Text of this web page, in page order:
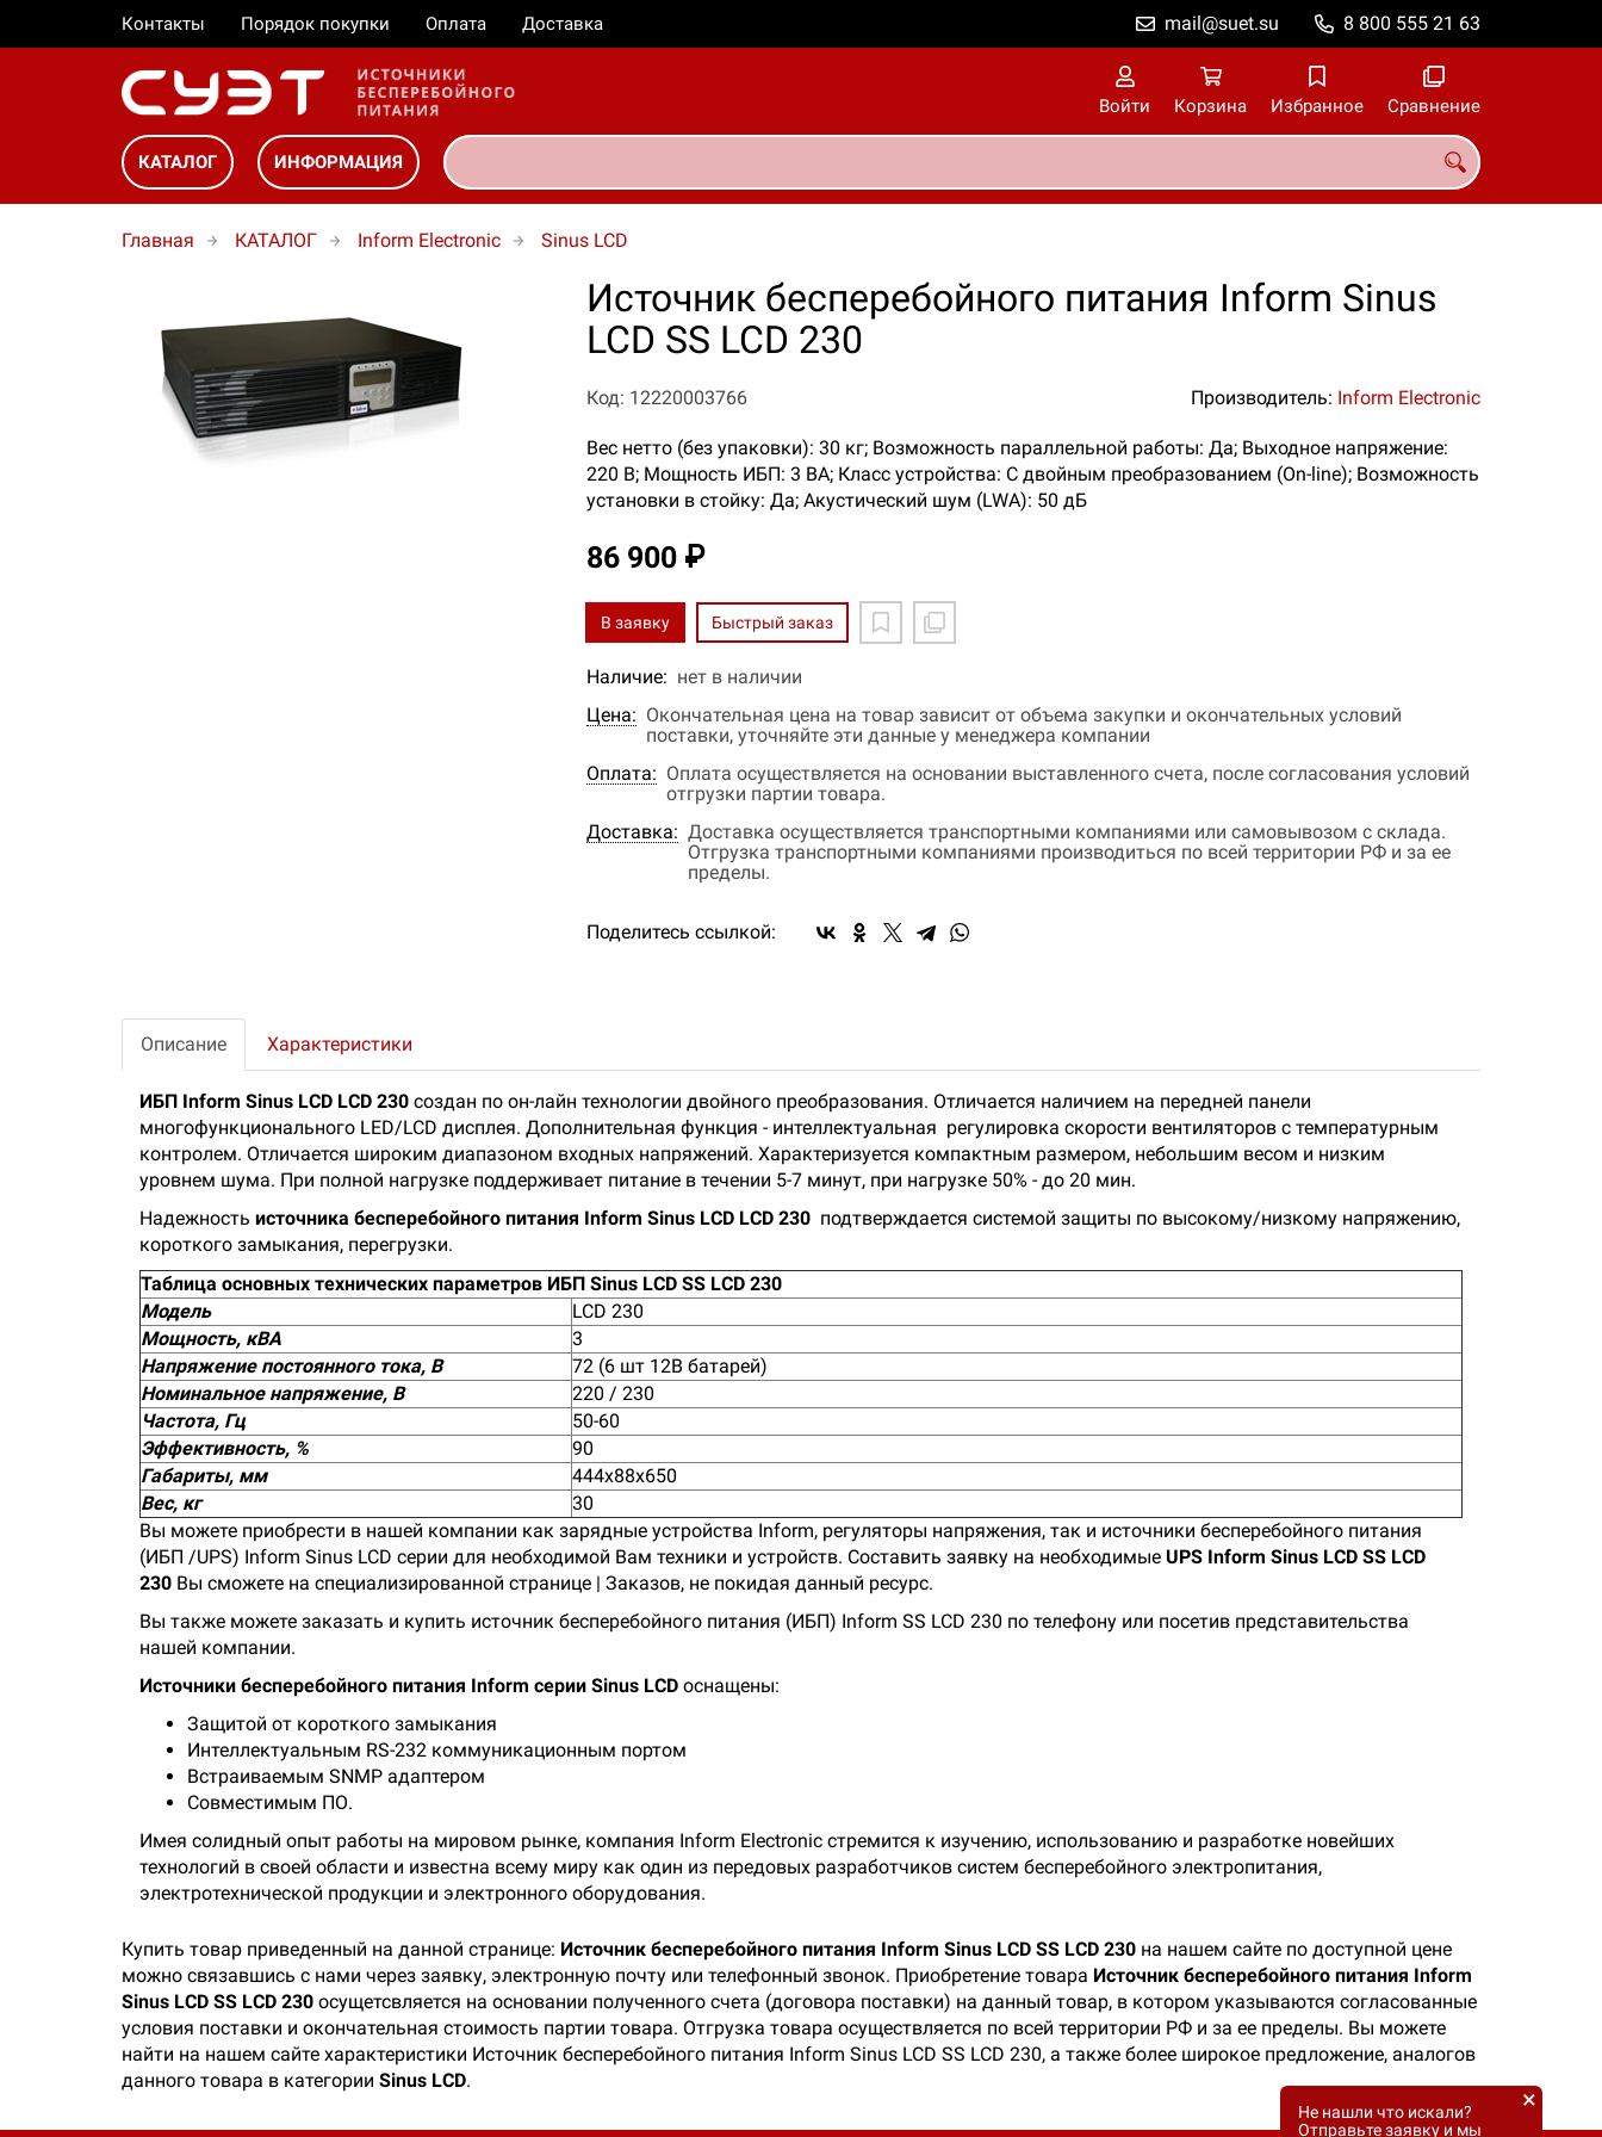
Контакты Порядок покупки Оплата Доставка 8 800 555 21 63
mail@suet.su
Войти Корзина Избранное Сравнение
КАТАЛОГ ИНФОРМАЦИЯ
Главная КАТАЛОГ Inform Electronic Sinus LCD
Источник бесперебойного питания Inform Sinus
LCD SS LCD 230
Код: 12220003766 Производитель: Inform Electronic
Вес нетто (без упаковки): 30 кг; Возможность параллельной работы: Да; Выходное напряжение:
220 В; Мощность ИБП: 3 ВА; Класс устройства: С двойным преобразованием (On-line); Возможность
установки в стойку: Да; Акустический шум (LWA): 50 дБ
86 900 ₽
В заявку Быстрый заказ
Наличие: нет в наличии
Цена: Окончательная цена на товар зависит от объема закупки и окончательных условий
поставки, уточняйте эти данные у менеджера компании
Оплата: Оплата осуществляется на основании выставленного счета, после согласования условий
отгрузки партии товара.
Доставка: Доставка осуществляется транспортными компаниями или самовывозом с склада.
Отгрузка транспортными компаниями производиться по всей территории РФ и за ее
пределы.
Поделитесь ссылкой:
Описание Характеристики
ИБП Inform Sinus LCD LCD 230 создан по он-лайн технологии двойного преобразования. Отличается наличием на передней панели
многофункционального LED/LCD дисплея. Дополнительная функция - интеллектуальная регулировка скорости вентиляторов с температурным
контролем. Отличается широким диапазоном входных напряжений. Характеризуется компактным pазмером, небольшим весом и низким
уровнем шума. При полной нагрузке поддерживает питание в течении 5-7 минут, при нагрузке 50% - до 20 мин.
Надежность источника бесперебойного питания Inform Sinus LCD LCD 230 подтверждается системой защиты по высокому/низкому напряжению,
короткого замыкания, перегрузки.
Таблица основных технических параметров ИБП Sinus LCD SS LCD 230
Модель
LCD 230
Мощность, кВA
3
Напряжение постоянного тока, В
72 (6 шт 12В батарей)
Номинальное напряжение, B
220 / 230
Частота, Гц
50-60
Эффективность, %
90
Габариты, мм
444x88x650
Вес, кг
30
Вы можете приобрести в нашей компании как зарядные устройства Inform, регуляторы напряжения, так и источники бесперебойного питания
(ИБП /UPS) Inform Sinus LCD серии для необходимой Вам техники и устройств. Составить заявку на необходимые UPS Inform Sinus LCD SS LCD
230 Вы сможете на специализированной странице | Заказов, не покидая данный ресурс.
Вы также можете заказать и купить источник бесперебойного питания (ИБП) Inform SS LCD 230 по телефону или посетив представительства
нашей компании.
Источники бесперебойного питания Inform серии Sinus LCD оснащены:
Защитой от короткого замыкания
Интеллектуальным RS-232 коммуникационным портом
Встраиваемым SNMP адаптером
Совместимым ПО.
Имея солидный опыт работы на мировом рынке, компания Inform Electronic стремится к изучению, использованию и разработке новейших
технологий в своей области и известна всему миру как один из передовых разработчиков систем бесперебойного электропитания,
электротехнической продукции и электронного оборудования.
Купить товар приведенный на данной странице: Источник бесперебойного питания Inform Sinus LCD SS LCD 230 на нашем сайте по доступной цене
можно связавшись с нами через заявку, электронную почту или телефонный звонок. Приобретение товара Источник бесперебойного питания Inform
Sinus LCD SS LCD 230 осущетсвляется на основании полученного счета (договора поставки) на данный товар, в котором указываются согласованные
условия поставки и окончательная стоимость партии товара. Отгрузка товара осуществляется по всей территории РФ и за ее пределы. Вы можете
найти на нашем сайте характеристики Источник бесперебойного питания Inform Sinus LCD SS LCD 230, а также более широкое предложение, аналогов
данного товара в категории Sinus LCD.
Не нашли что искали?
Отправьте заявку и мы
×